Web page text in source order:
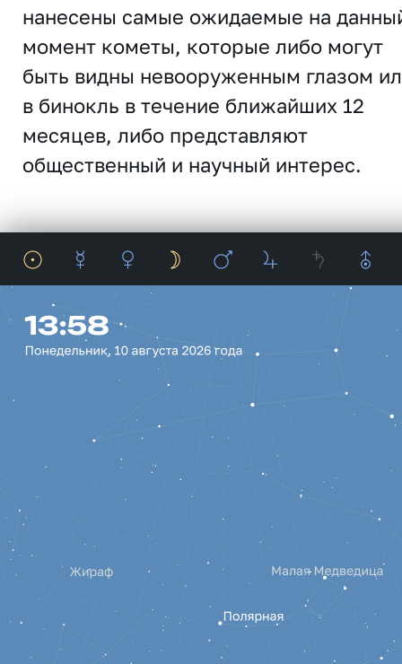
нанесены самые ожидаемые на
момент кометы, которые либо могут
быть видны невооруженным глазом
в бинокль в течение ближайших 12
месяцев, либо представляют
общественный и научный интерес.